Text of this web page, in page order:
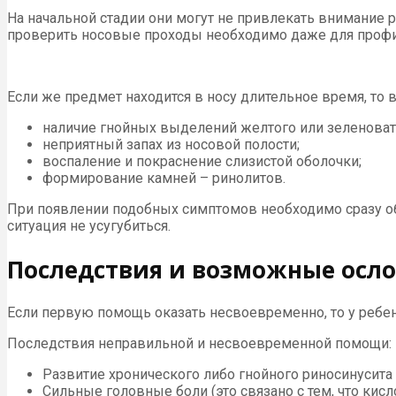
На начальной стадии они могут не привлекать
проверить носовые проходы необходимо даже для
Если же предмет находится в носу длительное время,
наличие гнойных выделений желтого или
неприятный запах из носовой полости;
воспаление и покраснение слизистой оболочки;
формирование камней – ринолитов.
При появлении подобных симптомов необходимо сразу
ситуация не усугубиться.
Последствия и возможные
Если первую помощь оказать несвоевременно, то у
Последствия неправильной и несвоевременной помощи:
Развитие хронического либо гнойного
Сильные головные боли (это связано с тем, что